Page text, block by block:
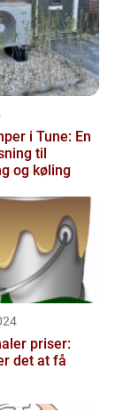
i Tune: En
til
og køling
priser:
det at få